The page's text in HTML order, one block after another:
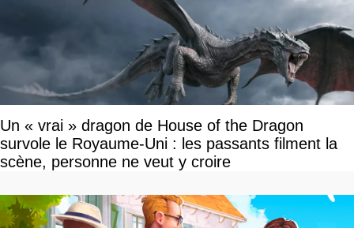
Un « vrai » dragon de House of the Dragon
survole le Royaume-Uni : les passants filment la
scène, personne ne veut y croire